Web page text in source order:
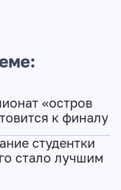
«остров
к финалу
студентки
стало лучшим